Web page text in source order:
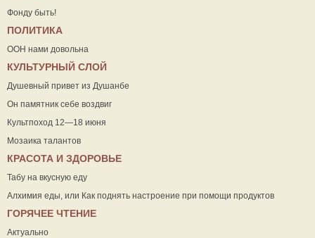
Фонду быть!
ПОЛИТИКА
ООН нами довольна
КУЛЬТУРНЫЙ СЛОЙ
Душевный привет из Душанбе
Он памятник себе воздвиг
Культпоход 12—18 июня
Мозаика талантов
КРАСОТА И ЗДОРОВЬЕ
Табу на вкусную еду
Алхимия еды, или Как поднять настроение при помощи продуктов
ГОРЯЧЕЕ ЧТЕНИЕ
Актуально